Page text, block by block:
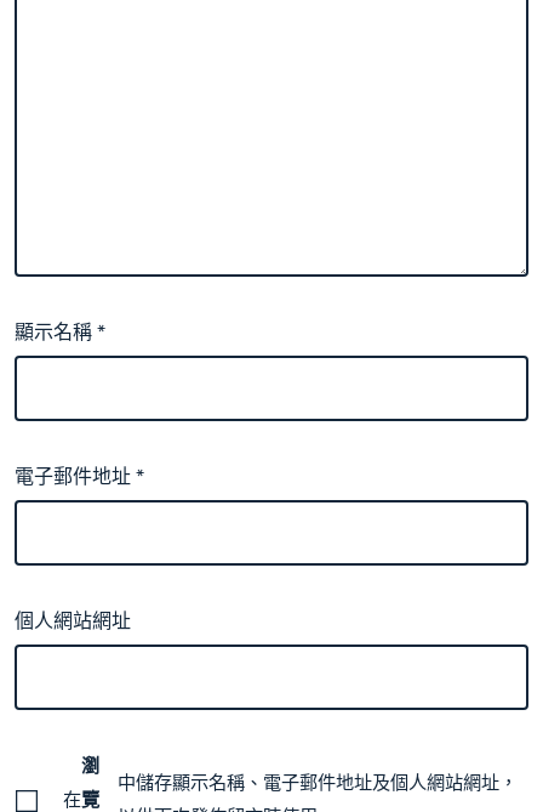
顯示名稱*
電子郵件地址*
個人網站網址
在
瀏
覽
中儲存顯示名稱、電子郵件地址及個人網站網址，